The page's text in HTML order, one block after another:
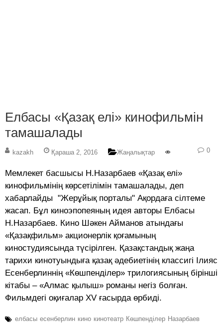
Елбасы «Қазақ елі» кинофильмін
тамашалады
kazakh Қараша 2, 2016 Жаңалықтар 0
Мемлекет басшысы Н.Назарбаев «Қазақ елі»
кинофильмінің көрсетілімін тамашалады, деп
хабарлайды "Жерұйық порталы" Ақордаға сілтеме
жасап. Бұл киноэпопеяның идея авторы Елбасы
Н.Назарбаев. Кино Шәкен Айманов атындағы
«Қазақфильм» акционерлік қоғамының
киностудиясында түсірілген. Қазақстандық жаңа
тарихи кинотуындыға қазақ әдебиетінің классигі Ілияс
Есенберлиннің «Көшпенділер» трилогиясының бірінші
кітабы – «Алмас қылыш» романы негіз болған.
Фильмдегі оқиғалар XV ғасырда өрбиді.
елбасы есенберлин кино кинотеатр Көшпенділер Назарбаев